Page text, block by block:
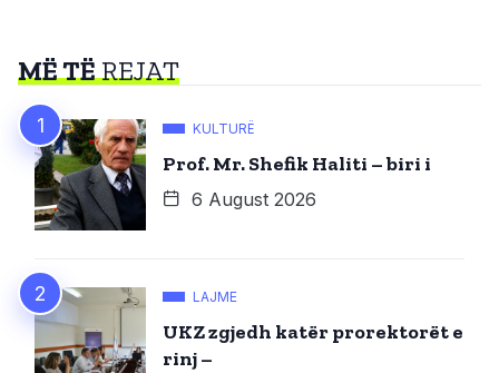
MË TËREJAT
KULTURË
Prof. Mr. Shefik Haliti – biri i
6 August 2026
LAJME
UKZ zgjedh katër prorektorët e
rinj –